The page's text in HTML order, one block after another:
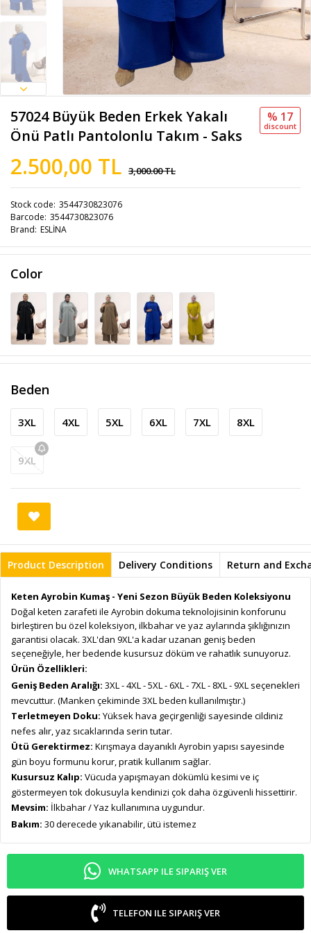
57024 Büyük Beden Erkek Yakalı
Önü Patlı Pantolonlu Takım - Saks
2.500,00 TL 3,000.00 TL
% 17
discount
Stock code 3544730823076
Barcode 3544730823076
Brand ESLİNA
Color
Beden
3XL 4XL 5XL 6XL 7XL 8XL
9XL
Product Description Delivery Conditions Return and
Keten Ayrobin Kumaş - Yeni Sezon Büyük Beden Koleksiyonu
Doğal keten zarafeti ile Ayrobin dokuma teknolojisinin konforunu
birleştiren bu özel koleksiyon, ilkbahar ve yaz aylarında şıklığınızın
garantisi olacak. 3XL'dan 9XL'a kadar uzanan geniş beden
seçeneğiyle, her bedende kusursuz döküm ve rahatlık sunuyoruz.
Ürün Özellikleri:
Geniş Beden Aralığı: 3XL - 4XL - 5XL - 6XL - 7XL - 8XL - 9XL seçenekleri
mevcuttur. (Manken çekiminde 3XL beden kullanılmıştır.)
Terletmeyen Doku: Yüksek hava geçirgenliği sayesinde cildiniz
nefes alır, yaz sıcaklarında serin tutar.
Ütü Gerektirmez: Kırışmaya dayanıklı Ayrobin yapısı sayesinde
gün boyu formunu korur, pratik kullanım sağlar.
Kusursuz Kalıp: Vücuda yapışmayan dökümlü kesimi ve iç
göstermeyen tok dokusuyla kendinizi çok daha özgüvenli hissettirir.
Mevsim: İlkbahar / Yaz kullanımına uygundur.
Bakım: 30 derecede yıkanabilir, ütü istemez
WHATSAPP ILE SIPARIŞ VER
TELEFON ILE SIPARIŞ VER